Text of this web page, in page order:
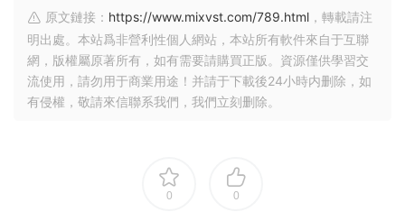
原文鏈接： https://www.mixvst.com/789.html ，轉載請注
明出處。本站爲非營利性個人網站，本站所有軟件來自于互聯
網，版權屬原著所有，如有需要請購買正版。資源僅供學習交
流使用，請勿用于商業用途！并請于下載後24小時内删除，如
有侵權，敬請來信聯系我們，我們立刻删除。
0 0